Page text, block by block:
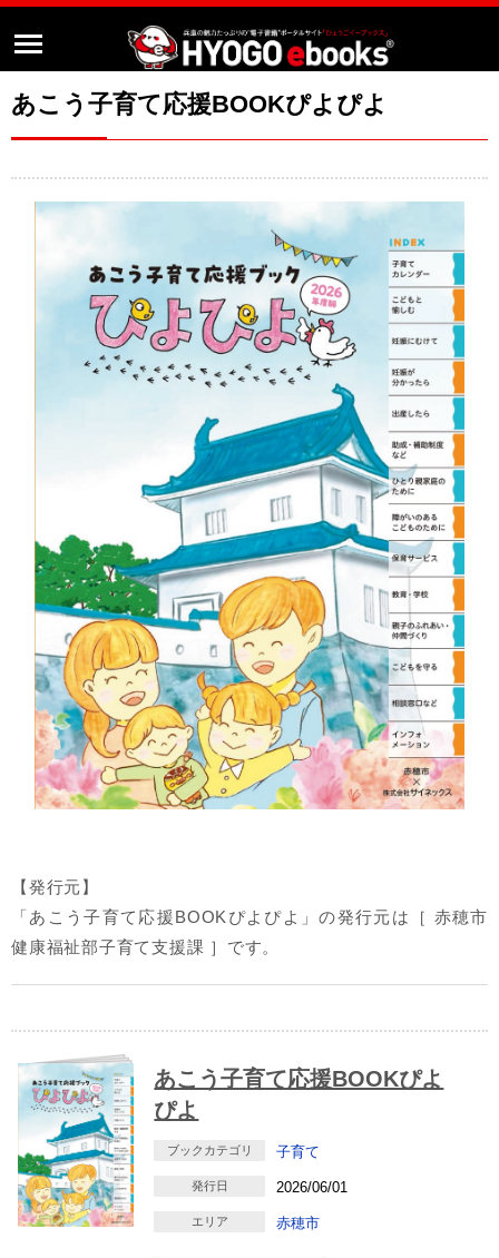
あこう子育て応援BOOKぴよぴよ
【発行元】
「あこう子育て応援BOOKぴよぴよ」の発行元は［ 赤穂市
健康福祉部子育て支援課 ］です。
あこう子育て応援BOOKぴよ
ぴよ
ブックカテゴリ 子育て
発行日 2026/06/01
エリア 赤穂市